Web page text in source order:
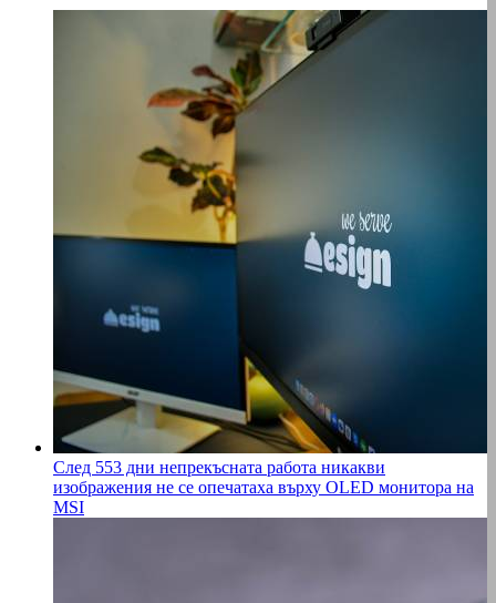
След 553 дни непрекъсната работа никакви
изображения не се опечатаха върху OLED монитора на
MSI